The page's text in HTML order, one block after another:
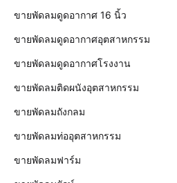
ขายพัดลมดูดอากาศ 16 นิ้ว
ขายพัดลมดูดอากาศอุตสาหกรรม
ขายพัดลมดูดอากาศโรงงาน
ขายพัดลมติดผนังอุตสาหกรรม
ขายพัดลมถังกลม
ขายพัดลมท่ออุตสาหกรรม
ขายพัดลมฟาร์ม